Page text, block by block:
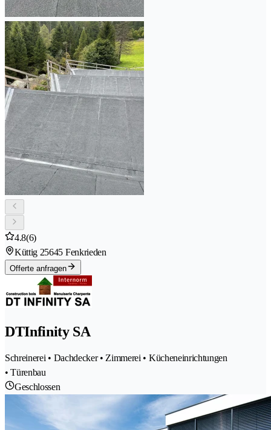
4.8(6)
Küttig 25645 Fenkrieden
Offerte anfragen
DTInfinity SA
Schreinerei • Dachdecker • Zimmerei • Kücheneinrichtungen
• Türenbau
Geschlossen